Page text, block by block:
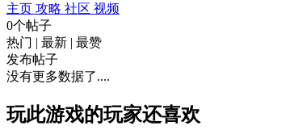
主页 攻略 社区 视频
0个帖子
热门 | 最新 | 最赞
发布帖子
没有更多数据了....
玩此游戏的玩家还喜欢